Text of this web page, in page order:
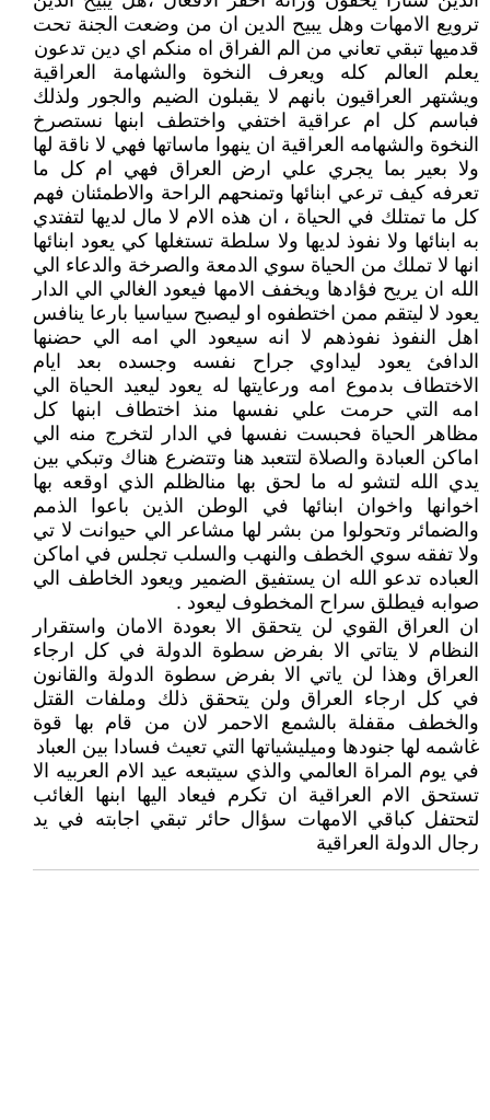
ترويع الامهات وهل يبيح الدين ان من وضعت الجنة تحت
قدميها تبقي تعاني من الم الفراق اه منكم اي دين تدعون
يعلم العالم كله ويعرف النخوة والشهامة العراقية
ويشتهر العراقيون بانهم لا يقبلون الضيم والجور ولذلك
فباسم كل ام عراقية اختفي واختطف ابنها نستصرخ
النخوة والشهامه العراقية ان ينهوا ماساتها فهي لا ناقة لها
ولا بعير بما يجري علي ارض العراق فهي ام كل ما
تعرفه كيف ترعي ابنائها وتمنحهم الراحة والاطمئنان فهم
كل ما تمتلك في الحياة ، ان هذه الام لا مال لديها لتفتدي
به ابنائها ولا نفوذ لديها ولا سلطة تستغلها كي يعود ابنائها
انها لا تملك من الحياة سوي الدمعة والصرخة والدعاء الي
الله ان يريح فؤادها ويخفف الامها فيعود الغالي الي الدار
يعود لا ليتقم ممن اختطفوه او ليصبح سياسيا بارعا ينافس
اهل النفوذ نفوذهم لا انه سيعود الي امه الي حضنها
الدافئ يعود ليداوي جراح نفسه وجسده بعد ايام
الاختطاف بدموع امه ورعايتها له يعود ليعيد الحياة الي
امه التي حرمت علي نفسها منذ اختطاف ابنها كل
مظاهر الحياة فحبست نفسها في الدار لتخرج منه الي
اماكن العبادة والصلاة لتتعبد هنا وتتضرع هناك وتبكي بين
يدي الله لتشو له ما لحق بها منالظلم الذي اوقعه بها
اخوانها واخوان ابنائها في الوطن الذين باعوا الذمم
والضمائر وتحولوا من بشر لها مشاعر الي حيوانت لا تي
ولا تفقه سوي الخطف والنهب والسلب تجلس في اماكن
العباده تدعو الله ان يستفيق الضمير ويعود الخاطف الي
صوابه فيطلق سراح المخطوف ليعود .
ان العراق القوي لن يتحقق الا بعودة الامان واستقرار
النظام لا يتاتي الا بفرض سطوة الدولة في كل ارجاء
العراق وهذا لن ياتي الا بفرض سطوة الدولة والقانون
في كل ارجاء العراق ولن يتحقق ذلك وملفات القتل
والخطف مقفلة بالشمع الاحمر لان من قام بها قوة
غاشمه لها جنودها وميليشياتها التي تعيث فسادا بين العباد
في يوم المراة العالمي والذي سيتبعه عيد الام العربيه الا
تستحق الام العراقية ان تكرم فيعاد اليها ابنها الغائب
لتحتفل كباقي الامهات سؤال حائر تبقي اجابته في يد
رجال الدولة العراقية